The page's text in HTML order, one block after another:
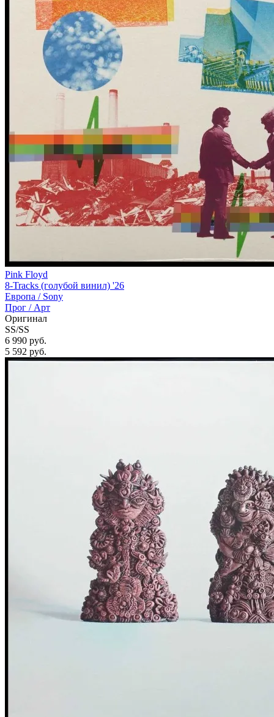
Pink Floyd
8-Tracks (голубой винил) '26
Европа / Sony
Прог / Арт
Оригинал
SS/SS
6 990 руб.
5 592 руб.